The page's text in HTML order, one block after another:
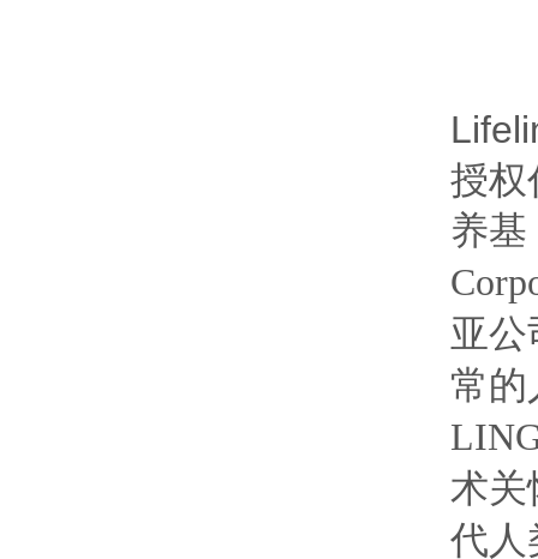
授权
养
亚公
常的
术关
代人